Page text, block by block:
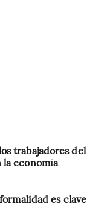
trabajadores del
la economía
es clave